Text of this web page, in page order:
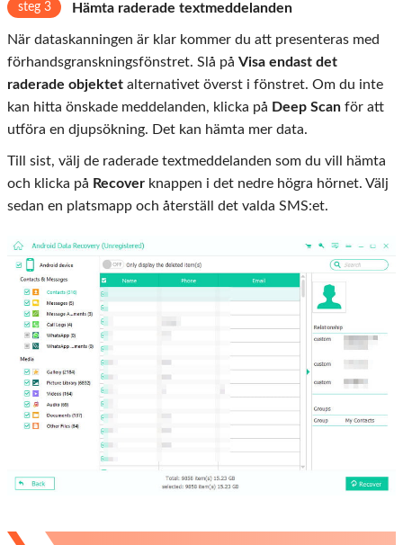
steg 3 Hämta raderade textmeddelanden
När dataskanningen är klar kommer du att presenteras med
förhandsgranskningsfönstret. Slå på Visa endast det
raderade objektet alternativet överst i fönstret. Om du inte
kan hitta önskade meddelanden, klicka på Deep Scan för att
utföra en djupsökning. Det kan hämta mer data.
Till sist, välj de raderade textmeddelanden som du vill hämta
och klicka på Recover knappen i det nedre högra hörnet. Välj
sedan en platsmapp och återställ det valda SMS:et.